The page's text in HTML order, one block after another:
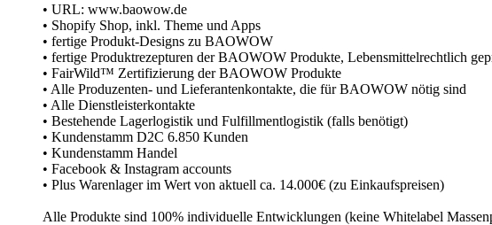
• URL: www.baowow.de
• Shopify Shop, inkl. Theme und Apps
• fertige Produkt-Designs zu BAOWOW
• fertige Produktrezepturen der BAOWOW Produkte, Lebensmittelrechtlich
• FairWild™ Zertifizierung der BAOWOW Produkte
• Alle Produzenten- und Lieferantenkontakte, die für BAOWOW nötig sind
• Alle Dienstleisterkontakte
• Bestehende Lagerlogistik und Fulfillmentlogistik (falls benötigt)
• Kundenstamm D2C 6.850 Kunden
• Kundenstamm Handel
• Facebook & Instagram accounts
• Plus Warenlager im Wert von aktuell ca. 14.000€ (zu Einkaufspreisen)
Alle Produkte sind 100% individuelle Entwicklungen (keine Whitelabel